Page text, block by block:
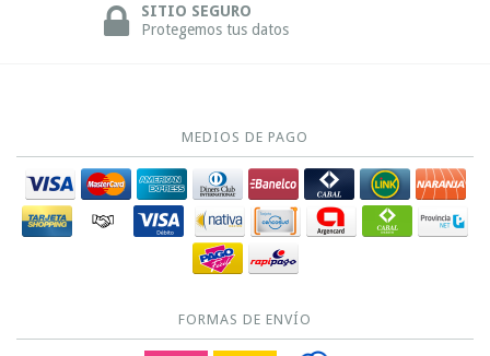
SITIO SEGURO
Protegemos tus datos
MEDIOS DE PAGO
FORMAS DE ENVÍO